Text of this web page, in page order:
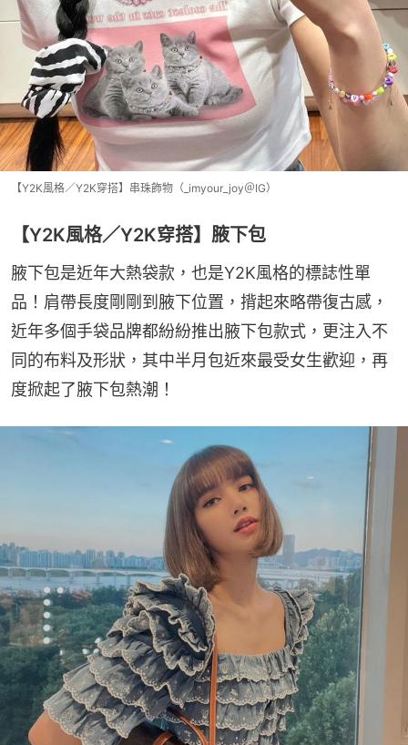
【Y2K風格／Y2K穿搭】串珠飾物（_imyour_joy＠IG）
【Y2K風格／Y2K穿搭】腋下包
腋下包是近年大熱袋款，也是Y2K風格的標誌性單
品！肩帶長度剛剛到腋下位置，揹起來略帶復古感，
近年多個手袋品牌都紛紛推出腋下包款式，更注入不
同的布料及形狀，其中半月包近來最受女生歡迎，再
度掀起了腋下包熱潮！